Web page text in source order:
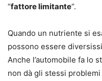
“fattore limitante“.
Quando un nutriente si
possono essere
Anche l’automobile fa lo
non dà gli stessi